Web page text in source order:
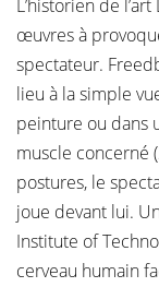
L’historien de
œuvres à
spectateur.
lieu à la simple
peinture ou dans
muscle concerné
postures, le
joue devant lui.
Institute of
cerveau humain